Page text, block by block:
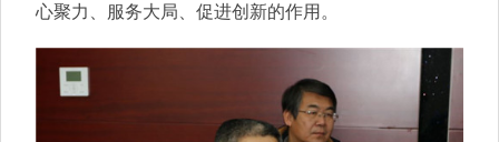
心聚力、服务大局、促进创新的作用。